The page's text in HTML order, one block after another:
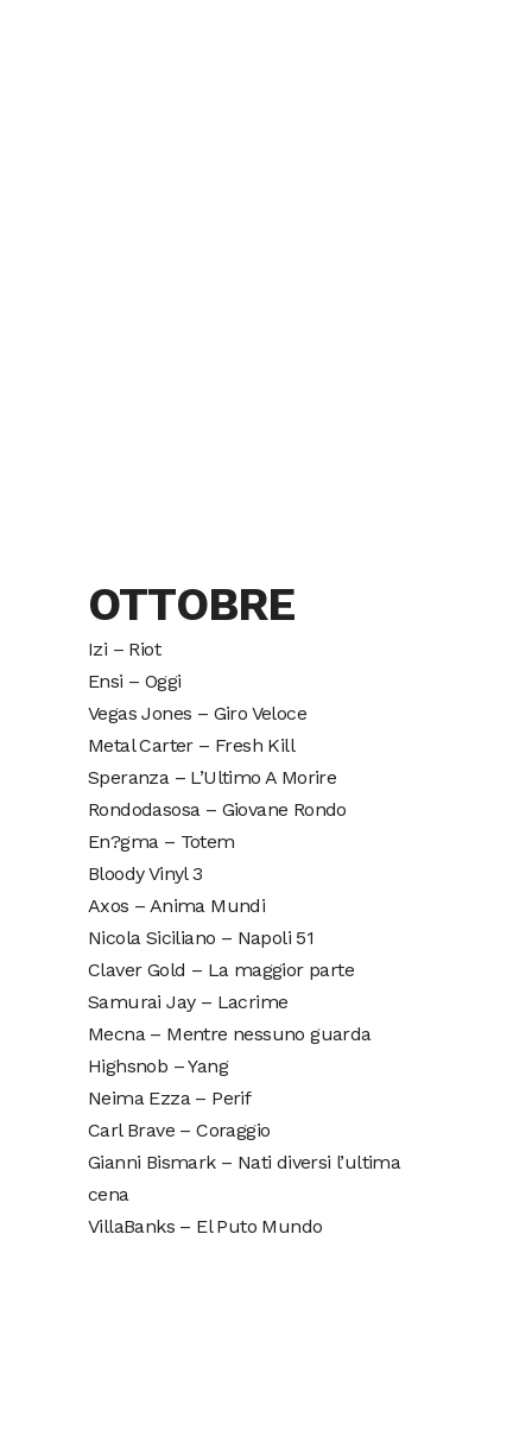
OTTOBRE
Izi – Riot
Ensi – Oggi
Vegas Jones – Giro Veloce
Metal Carter – Fresh Kill
Speranza – L’Ultimo A Morire
Rondodasosa – Giovane Rondo
En?gma – Totem
Bloody Vinyl 3
Axos – Anima Mundi
Nicola Siciliano – Napoli 51
Claver Gold – La maggior parte
Samurai Jay – Lacrime
Mecna – Mentre nessuno guarda
Highsnob – Yang
Neima Ezza – Perif
Carl Brave – Coraggio
Gianni Bismark – Nati diversi l’ultima
cena
VillaBanks – El Puto Mundo